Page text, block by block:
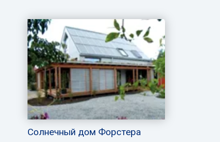
Солнечный дом Форстера